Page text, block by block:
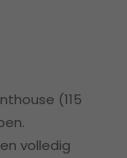
(115
volledig